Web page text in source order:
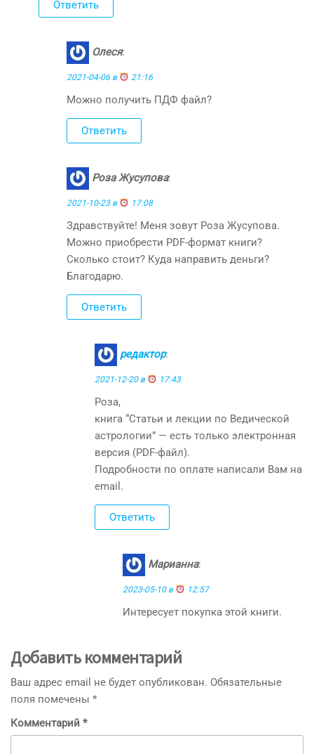
Ответить
Олеся:
2021-04-06 в 21:16
Можно получить ПДФ файл?
Ответить
Роза Жусупова:
2021-10-23 в 17:08
Здравствуйте! Меня зовут Роза Жусупова.
Можно приобрести PDF-формат книги?
Сколько стоит? Куда направить деньги?
Благодарю.
Ответить
редактор:
2021-12-20 в 17:43
Роза,
книга “Статьи и лекции по Ведической
астрологии” — есть только электронная
версия (PDF-файл).
Подробности по оплате написали Вам на
email.
Ответить
Марианна:
2023-05-10 в 12:57
Интересует покупка этой книги.
Добавить комментарий
Ваш адрес email не будет опубликован. Обязательные
поля помечены *
Комментарий *